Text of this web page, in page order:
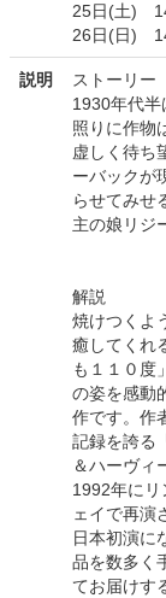
25日(土)
26日(日)
説明
ストーリー
1930年代半
照りに作物
虚しく待ち
ーバックが
らせてみせ
主の娘リジ
解説
焼けつくよ
癒してくれ
も１１０度
の姿を感動
作です。作
記録を誇る
＆ハーヴィ
1992年にリ
ェイで再演
日本初演に
品を数多く
てお届けす